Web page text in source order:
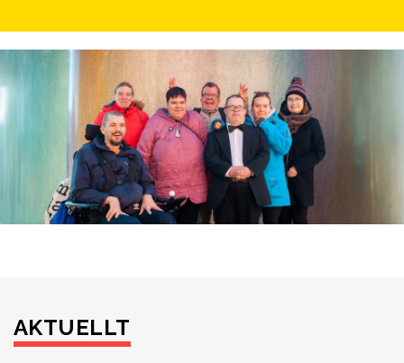
AKTUELLT